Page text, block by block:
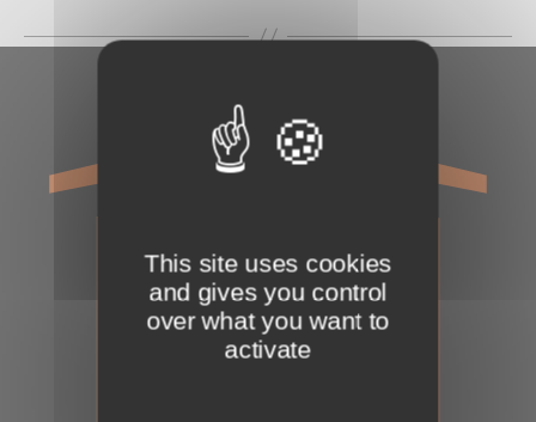
This site uses cookies
and gives you control
over what you want to
activate